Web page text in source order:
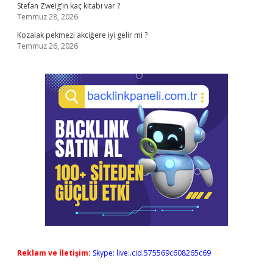
Stefan Zweig’in kaç kitabı var ?
Temmuz 28, 2026
Kozalak pekmezi akciğere iyi gelir mi ?
Temmuz 26, 2026
Reklam ve İletişim: Skype: live:.cid.575569c608265c69